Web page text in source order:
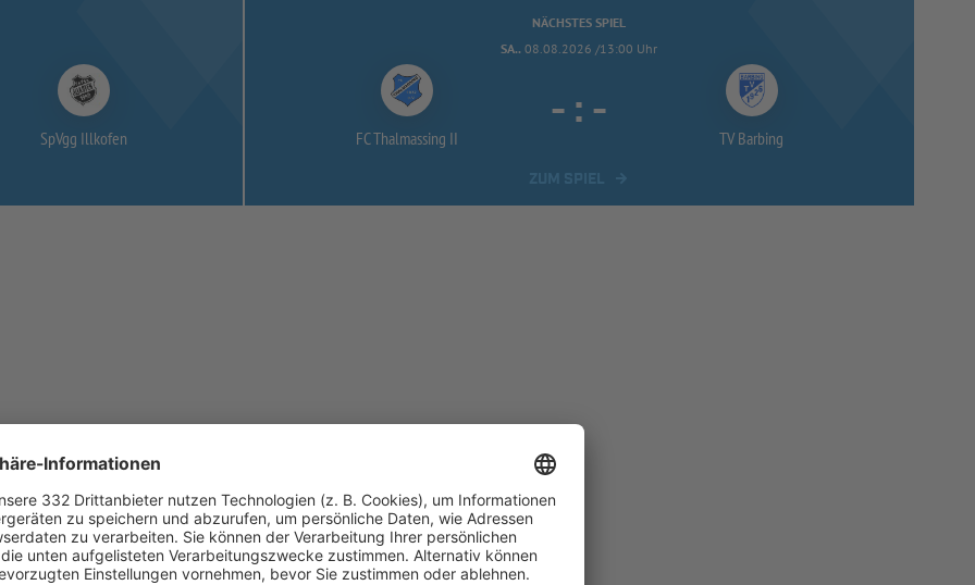
SpVgg Illkofen
NÄCHSTES SPIEL
SA.. 08.08.2026 /13:00 Uhr
FC Thalmassing II
- : -
TV Barbing